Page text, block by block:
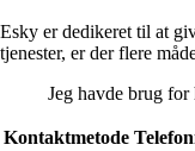
Esky er dedikeret til at
tjenester, er der flere
Jeg havde brug
Kontaktmetode